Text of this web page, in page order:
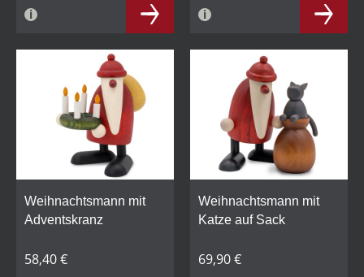
Weihnachtsmann mit
Adventskranz
58,40 €
Weihnachtsmann mit
Katze auf Sack
69,90 €